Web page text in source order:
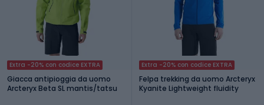
Extra -20% con codice EXTRA
Giacca antipioggia da uomo
Arcteryx Beta SL mantis/tatsu
Extra -20% con codice EXTRA
Felpa trekking da uomo Arcteryx
Kyanite Lightweight fluidity